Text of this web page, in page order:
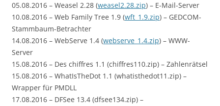
05.08.2016 – Weasel 2.28 (weasel2.28.zip) – E-Mail-Server
10.08.2016 – Web Family Tree 1.9 (wft_1.9.zip) – GEDCOM-
Stammbaum-Betrachter
14.08.2016 – WebServe 1.4 (webserve_1.4.zip) – WWW-
Server
15.08.2016 – Des chiffres 1.1 (chiffres110.zip) – Zahlenrätsel
15.08.2016 – WhatIsTheDot 1.1 (whatisthedot11.zip) –
Wrapper für PMDLL
17.08.2016 – DFSee 13.4 (dfsee134.zip) –